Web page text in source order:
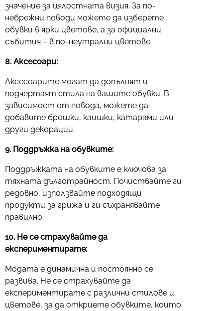
значение за цялостната визия. За по-
небрежни поводи можете да изберете
обувки в ярки цветове, а за официални
събития – в по-неутрални цветове.
8. Аксесоари:
Аксесоарите могат да допълнят и
подчертаят стила на вашите обувки. В
зависимост от повода, можете да
добавите брошки, каишки, катарами или
други декорации.
9. Поддръжка на обувките:
Поддръжката на обувките е ключова за
тяхната дълготрайност. Почиствайте ги
редовно, използвайте подходящи
продукти за грижа и ги съхранявайте
правилно.
10. Не се страхувайте да
експериментирате:
Модата е динамична и постоянно се
развива. Не се страхувайте да
експериментирате с различни стилове и
цветове, за да откриете обувките, които